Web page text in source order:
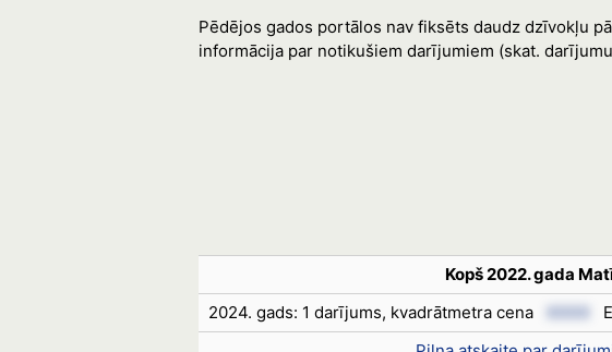
Pēdējos gados portālos nav fiksēts daudz dzīvokļu
informācija par notikušiem darījumiem (skat.
Kopš 2022. gada
2024. gads: 1 darījums, kvadrātmetra cena
XXXX